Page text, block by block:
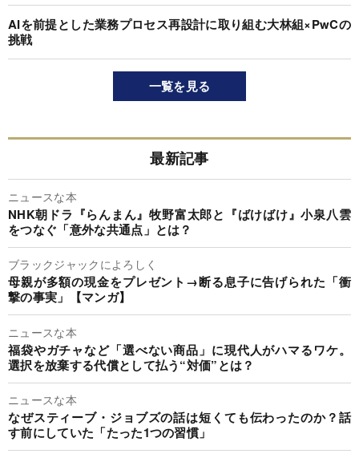
AIを前提とした業務プロセス再設計に取り組む大林組×PwCの
挑戦
一覧を見る
最新記事
ニュースな本
NHK朝ドラ『らんまん』牧野富太郎と『ばけばけ』小泉八雲
をつなぐ「意外な共通点」とは？
ブラックジャックによろしく
母親が多額の現金をプレゼント→断る息子に告げられた「衝
撃の事実」【マンガ】
ニュースな本
福袋やガチャなど「選べない商品」に現代人がハマるワケ。
選択を放棄する代償として払う“対価”とは？
ニュースな本
なぜスティーブ・ジョブズの話は短くても伝わったのか？話
す前にしていた「たった1つの習慣」